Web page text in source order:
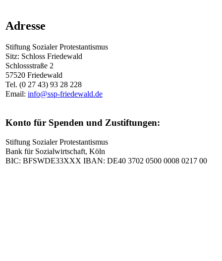
Adresse
Stiftung Sozialer Protestantismus
Sitz: Schloss Friedewald
Schlossstraße 2
57520 Friedewald
Tel. (0 27 43) 93 28 228
Email: info@ssp-friedewald.de
Konto für Spenden und Zustiftungen:
Stiftung Sozialer Protestantismus
Bank für Sozialwirtschaft, Köln
BIC: BFSWDE33XXX IBAN: DE40 3702 0500 0008 0217 00